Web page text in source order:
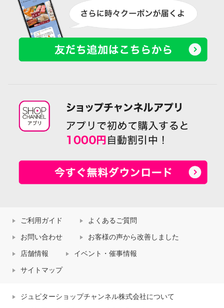
ご利用ガイド よくあるご質問
お問い合わせ お客様の声から改善しました
店舗情報 イベント・催事情報
サイトマップ
ジュピターショップチャンネル株式会社について